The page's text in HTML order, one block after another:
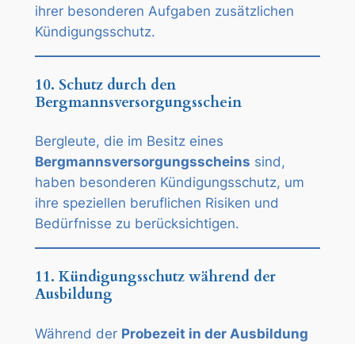
ihrer besonderen Aufgaben zusätzlichen
Kündigungsschutz.
10. Schutz durch den
Bergmannsversorgungsschein
Bergleute, die im Besitz eines
Bergmannsversorgungsscheins sind,
haben besonderen Kündigungsschutz, um
ihre speziellen beruflichen Risiken und
Bedürfnisse zu berücksichtigen.
11. Kündigungsschutz während der
Ausbildung
Während der Probezeit in der Ausbildung